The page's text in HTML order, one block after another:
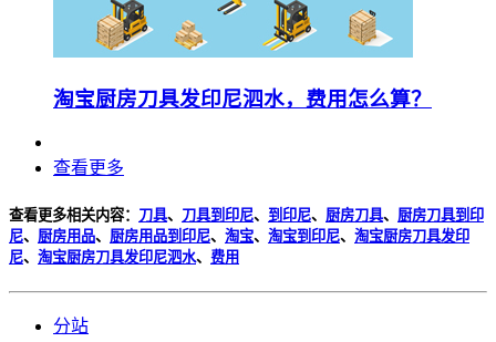
淘宝厨房刀具发印尼泗水，费用怎么算？
查看更多
查看更多相关内容： 刀具、 刀具到印尼、 到印尼、 厨房刀具、 厨房刀具到印
尼、 厨房用品、 厨房用品到印尼、 淘宝、 淘宝到印尼、 淘宝厨房刀具发印
尼、 淘宝厨房刀具发印尼泗水、 费用
分站